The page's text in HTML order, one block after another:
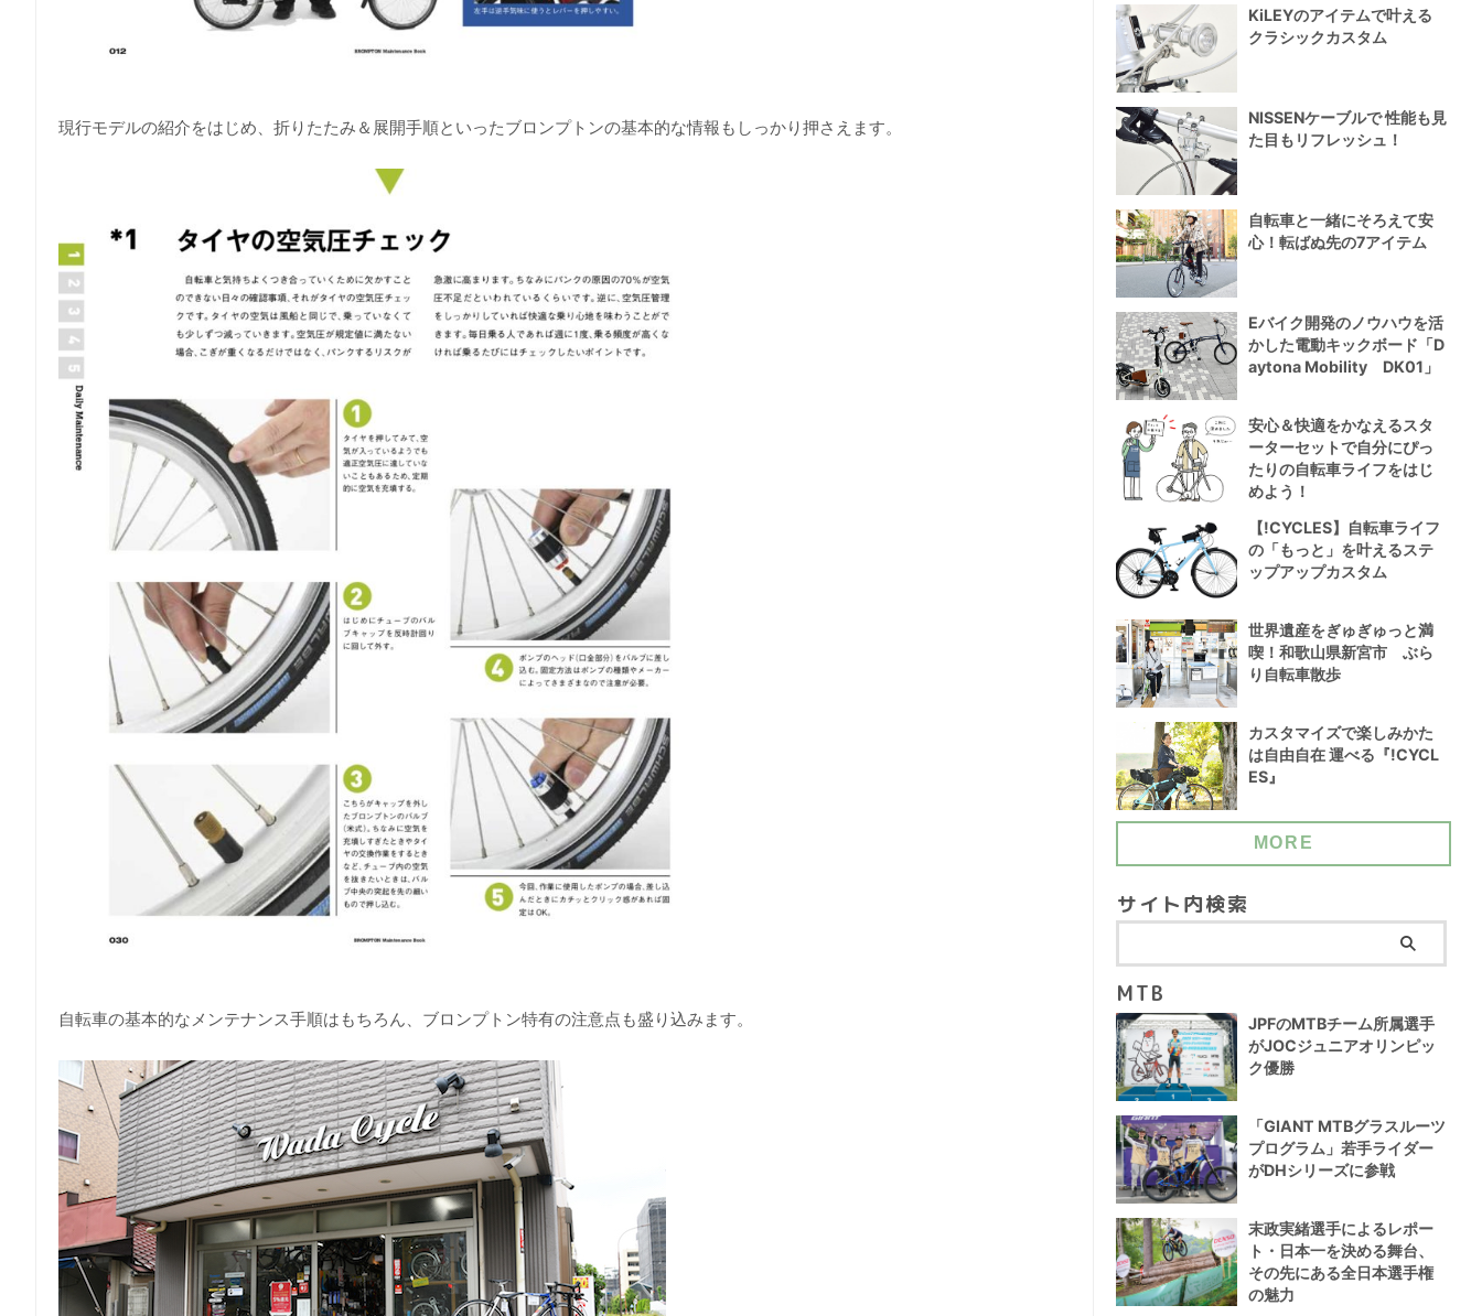
現行モデルの紹介をはじめ、折りたたみ＆展開手順といったブロンプトンの基本的な情報もしっかり押さえます。
自転車の基本的なメンテナンス手順はもちろん、ブロンプトン特有の注意点も盛り込みます。
KiLEYのアイテムで叶える
クラシックカスタム
NISSENケーブルで 性能も見
た目もリフレッシュ！
自転車と一緒にそろえて安
心！転ばぬ先の7アイテム
Eバイク開発のノウハウを活
かした電動キックボード「D
aytona Mobility DK01」
安心＆快適をかなえるスタ
ーターセットで自分にぴっ
たりの自転車ライフをはじ
めよう！
【!CYCLES】自転車ライフ
の「もっと」を叶えるステ
ップアップカスタム
世界遺産をぎゅぎゅっと満
喫！和歌山県新宮市 ぶら
り自転車散歩
カスタマイズで楽しみかた
は自由自在 運べる『!CYCL
ES』
MORE
サイト内検索
MTB
JPFのMTBチーム所属選手
がJOCジュニアオリンピッ
ク優勝
「GIANT MTBグラスルーツ
プログラム」若手ライダー
がDHシリーズに参戦
末政実緒選手によるレポー
ト・日本一を決める舞台、
その先にある全日本選手権
の魅力